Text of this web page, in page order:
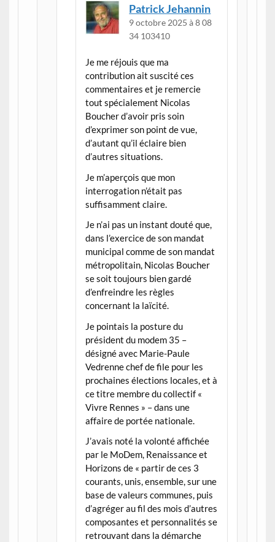
Patrick Jehannin
9 octobre 2025 à 8 08
34 103410
Je me réjouis que ma
contribution ait suscité ces
commentaires et je remercie
tout spécialement Nicolas
Boucher d’avoir pris soin
d’exprimer son point de vue,
d’autant qu’il éclaire bien
d’autres situations.
Je m’aperçois que mon
interrogation n’était pas
suffisamment claire.
Je n’ai pas un instant douté que,
dans l’exercice de son mandat
municipal comme de son mandat
métropolitain, Nicolas Boucher
se soit toujours bien gardé
d’enfreindre les règles
concernant la laïcité.
Je pointais la posture du
président du modem 35 –
désigné avec Marie-Paule
Vedrenne chef de file pour les
prochaines élections locales, et à
ce titre membre du collectif «
Vivre Rennes » – dans une
affaire de portée nationale.
J’avais noté la volonté affichée
par le MoDem, Renaissance et
Horizons de « partir de ces 3
courants, unis, ensemble, sur une
base de valeurs communes, puis
d’agréger au fil des mois d’autres
composantes et personnalités se
retrouvant dans la démarche